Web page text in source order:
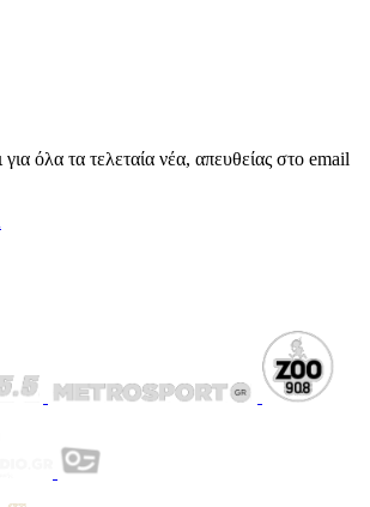
όλα τα τελεταία νέα, απευθείας στο email